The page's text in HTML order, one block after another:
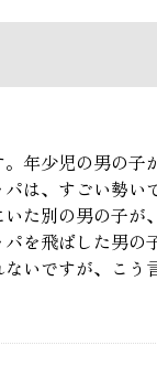
年少児の男の
は、すごい勢
た別の男の子
を飛ばした男
いですが、こう